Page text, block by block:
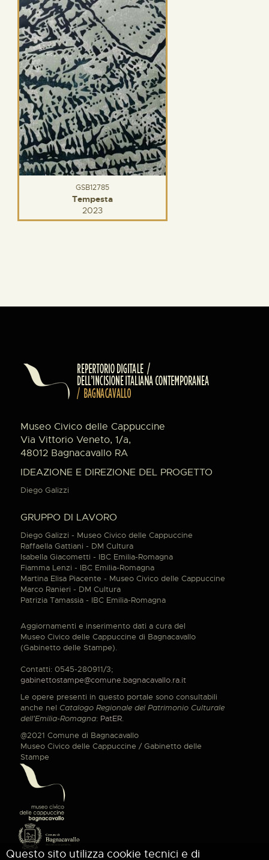
GSB12785
Tempesta
2023
Museo Civico delle Cappuccine
Via Vittorio Veneto, 1/a,
48012 Bagnacavallo RA
IDEAZIONE E DIREZIONE DEL PROGETTO
Diego Galizzi
GRUPPO DI LAVORO
Diego Galizzi - Museo Civico delle Cappuccine
Raffaella Gattiani - DM Cultura
Isabella Giacometti - IBC Emilia-Romagna
Fiamma Lenzi - IBC Emilia-Romagna
Martina Elisa Piacente - Museo Civico delle Cappuccine
Marco Ranieri - DM Cultura
Patrizia Tamassia - IBC Emilia-Romagna
Aggiornamenti e inserimento dati a cura del
Museo Civico delle Cappuccine di Bagnacavallo
(Gabinetto delle Stampe).
Contatti: 0545-280911/3;
gabinettostampe@comune.bagnacavallo.ra.it
Le opere presenti in questo portale sono consultabili
anche nel Catalogo Regionale del Patrimonio Culturale
dell'Emilia-Romagna: PatER.
@2021 Comune di Bagnacavallo
Museo Civico delle Cappuccine / Gabinetto delle
Stampe
Questo sito utilizza cookie tecnici e di